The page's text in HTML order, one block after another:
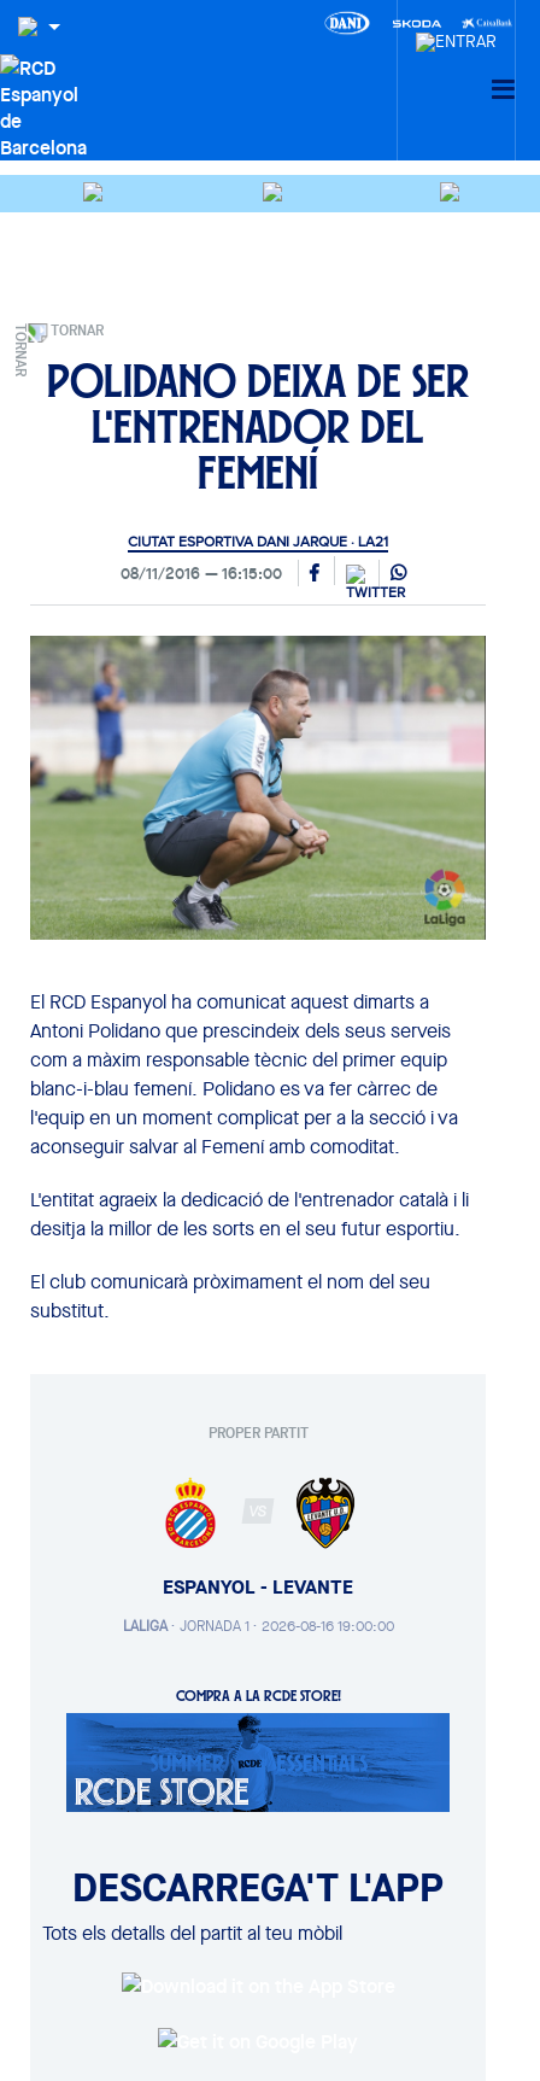
TORNAR
Polidano deixa de ser
l'entrenador del
Femení
CIUTAT ESPORTIVA DANI JARQUE · LA21
08/11/2016 16:15:00
El RCD Espanyol ha comunicat aquest dimarts a
Antoni Polidano que prescindeix dels seus serveis
com a màxim responsable tècnic del primer equip
blanc-i-blau femení. Polidano es va fer càrrec de
l'equip en un moment complicat per a la secció i va
aconseguir salvar al Femení amb comoditat.
L'entitat agraeix la dedicació de l'entrenador català i li
desitja la millor de les sorts en el seu futur esportiu.
El club comunicarà pròximament el nom del seu
substitut.
PROPER PARTIT
VS
ESPANYOL - LEVANTE
LALIGA· JORNADA 1 · 2026-08-16 19:00:00
COMPRA A LA RCDE STORE!
DESCARREGA'T L'APP
Tots els detalls del partit al teu mòbil